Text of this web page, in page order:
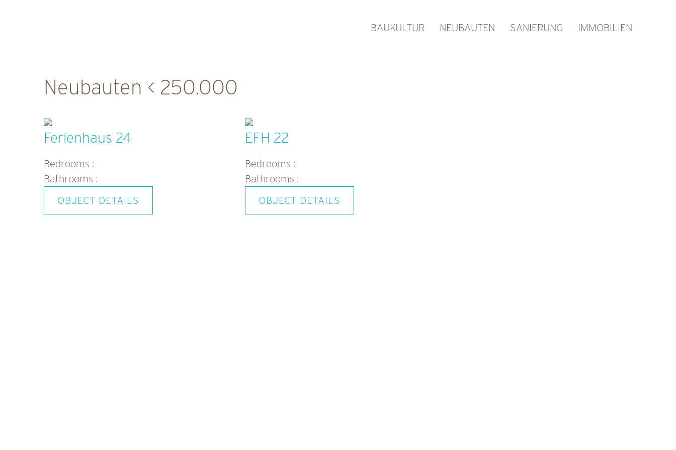
BAUKULTUR NEUBAUTEN SANIERUNG IMMOBILIEN
Neubauten < 250.000
Ferienhaus 24
Bedrooms :
Bathrooms :
OBJECT DETAILS
EFH 22
Bedrooms :
Bathrooms :
OBJECT DETAILS